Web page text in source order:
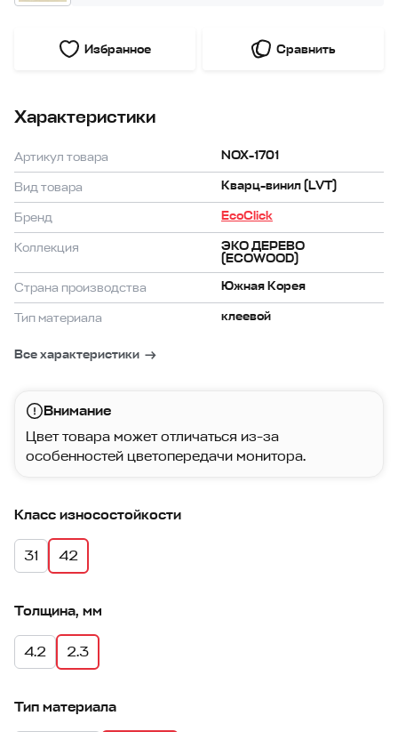
Избранное Сравнить
Характеристики
Артикул товара NOX-1701
Вид товара Кварц-винил (LVT)
Бренд EcoClick
Коллекция
ЭКО ДЕРЕВО
(ECOWOOD)
Страна производства
Южная Корея
Тип материала клеевой
Все характеристики
Внимание
Цвет товара может отличаться из-за
особенностей цветопередачи монитора.
Класс износостойкости
31 42
Толщина, мм
4.2 2.3
Тип материала